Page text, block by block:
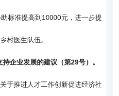
标准提高到10000元，进一步提
村医生队伍。
企业发展的建议（第29号）。
于推进人才工作创新促进经济社